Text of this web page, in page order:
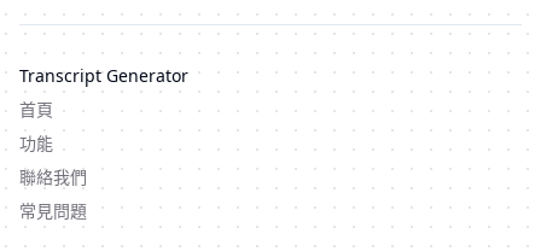
Transcript Generator
首頁
功能
聯絡我們
常見問題